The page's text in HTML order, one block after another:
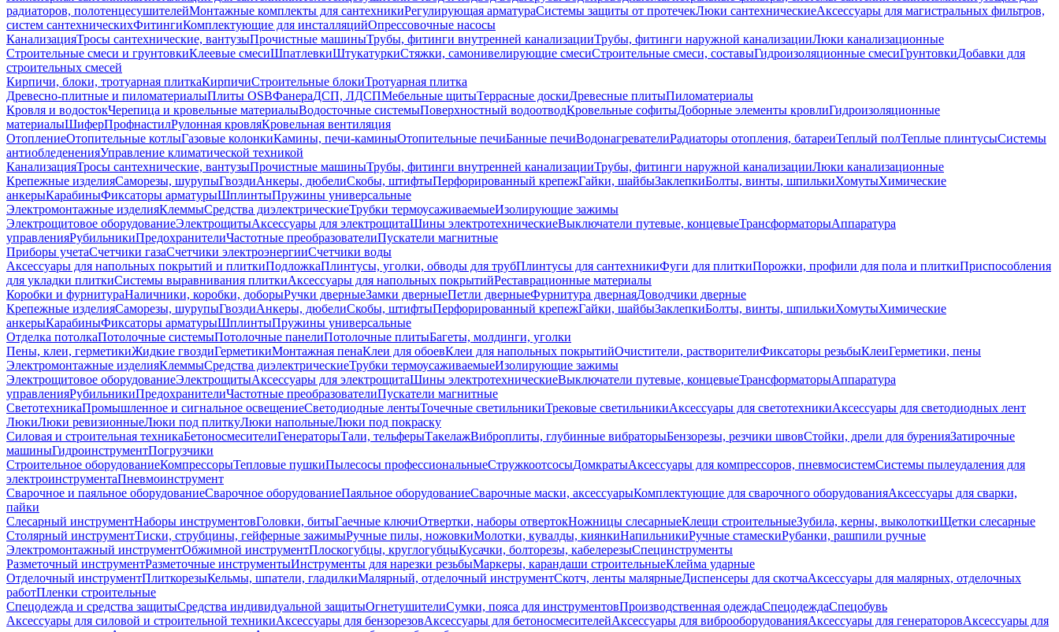
радиаторов, полотенцесушителейМонтажные комплекты для сантехникиРегулирующая арматураСистемы защиты от протечекЛюки сантехническиеАксессуары для магистральных фильтров,
систем сантехническихФитингиКомплектующие для инсталляцийОпрессовочные насосы
КанализацияТросы сантехнические, вантузыПрочистные машиныТрубы, фитинги внутренней канализацииТрубы, фитинги наружной канализацииЛюки канализационные
Строительные смеси и грунтовкиКлеевые смесиШпатлевкиШтукатуркиСтяжки, самонивелирующие смесиСтроительные смеси, составыГидроизоляционные смесиГрунтовкиДобавки для
строительных смесей
Кирпичи, блоки, тротуарная плиткаКирпичиСтроительные блокиТротуарная плитка
Древесно-плитные и пиломатериалыПлиты OSBФанераДСП, ЛДСПМебельные щитыТеррасные доскиДревесные плитыПиломатериалы
Кровля и водостокЧерепица и кровельные материалыВодосточные системыПоверхностный водоотводКровельные софитыДоборные элементы кровлиГидроизоляционные
материалыШиферПрофнастилРулонная кровляКровельная вентиляция
ОтоплениеОтопительные котлыГазовые колонкиКамины, печи-каминыОтопительные печиБанные печиВодонагревателиРадиаторы отопления, батареиТеплый полТеплые плинтусыСистемы
антиобледененияУправление климатической техникой
КанализацияТросы сантехнические, вантузыПрочистные машиныТрубы, фитинги внутренней канализацииТрубы, фитинги наружной канализацииЛюки канализационные
Крепежные изделияСаморезы, шурупыГвоздиАнкеры, дюбелиСкобы, штифтыПерфорированный крепежГайки, шайбыЗаклепкиБолты, винты, шпилькиХомутыХимические
анкерыКарабиныФиксаторы арматурыШплинтыПружины универсальные
Электромонтажные изделияКлеммыСредства диэлектрическиеТрубки термоусаживаемыеИзолирующие зажимы
Электрощитовое оборудованиеЭлектрощитыАксессуары для электрощитаШины электротехническиеВыключатели путевые, концевыеТрансформаторыАппаратура
управленияРубильникиПредохранителиЧастотные преобразователиПускатели магнитные
Приборы учетаСчетчики газаСчетчики электроэнергииСчетчики воды
Аксессуары для напольных покрытий и плиткиПодложкаПлинтусы, уголки, обводы для трубПлинтусы для сантехникиФуги для плиткиПорожки, профили для пола и плиткиПриспособления
для укладки плиткиСистемы выравнивания плиткиАксессуары для напольных покрытийРеставрационные материалы
Коробки и фурнитураНаличники, коробки, доборыРучки дверныеЗамки дверныеПетли дверныеФурнитура двернаяДоводчики дверные
Крепежные изделияСаморезы, шурупыГвоздиАнкеры, дюбелиСкобы, штифтыПерфорированный крепежГайки, шайбыЗаклепкиБолты, винты, шпилькиХомутыХимические
анкерыКарабиныФиксаторы арматурыШплинтыПружины универсальные
Отделка потолкаПотолочные системыПотолочные панелиПотолочные плитыБагеты, молдинги, уголки
Пены, клеи, герметикиЖидкие гвоздиГерметикиМонтажная пенаКлеи для обоевКлеи для напольных покрытийОчистители, растворителиФиксаторы резьбыКлеиГерметики, пены
Электромонтажные изделияКлеммыСредства диэлектрическиеТрубки термоусаживаемыеИзолирующие зажимы
Электрощитовое оборудованиеЭлектрощитыАксессуары для электрощитаШины электротехническиеВыключатели путевые, концевыеТрансформаторыАппаратура
управленияРубильникиПредохранителиЧастотные преобразователиПускатели магнитные
СветотехникаПромышленное и сигнальное освещениеСветодиодные лентыТочечные светильникиТрековые светильникиАксессуары для светотехникиАксессуары для светодиодных лент
ЛюкиЛюки ревизионныеЛюки под плиткуЛюки напольныеЛюки под покраску
Силовая и строительная техникаБетоносмесителиГенераторыТали, тельферыТакелажВиброплиты, глубинные вибраторыБензорезы, резчики швовСтойки, дрели для буренияЗатирочные
машиныГидроинструментПогрузчики
Строительное оборудованиеКомпрессорыТепловые пушкиПылесосы профессиональныеСтружкоотсосыДомкратыАксессуары для компрессоров, пневмосистемСистемы пылеудаления для
электроинструментаПневмоинструмент
Сварочное и паяльное оборудованиеСварочное оборудованиеПаяльное оборудованиеСварочные маски, аксессуарыКомплектующие для сварочного оборудованияАксессуары для сварки,
пайки
Слесарный инструментНаборы инструментовГоловки, битыГаечные ключиОтвертки, наборы отвертокНожницы слесарныеКлещи строительныеЗубила, керны, выколоткиЩетки слесарные
Столярный инструментТиски, струбцины, гейферные зажимыРучные пилы, ножовкиМолотки, кувалды, киянкиНапильникиРучные стамескиРубанки, рашпили ручные
Электромонтажный инструментОбжимной инструментПлоскогубцы, круглогубцыКусачки, болторезы, кабелерезыСпецинструменты
Разметочный инструментРазметочные инструментыИнструменты для нарезки резьбыМаркеры, карандаши строительныеКлейма ударные
Отделочный инструментПлиткорезыКельмы, шпатели, гладилкиМалярный, отделочный инструментСкотч, ленты малярныеДиспенсеры для скотчаАксессуары для малярных, отделочных
работПленки строительные
Спецодежда и средства защитыСредства индивидуальной защитыОгнетушителиСумки, пояса для инструментовПроизводственная одеждаСпецодеждаСпецобувь
Аксессуары для силовой и строительной техникиАксессуары для бензорезовАксессуары для бетоносмесителейАксессуары для виброоборудованияАксессуары для генераторовАксессуары для